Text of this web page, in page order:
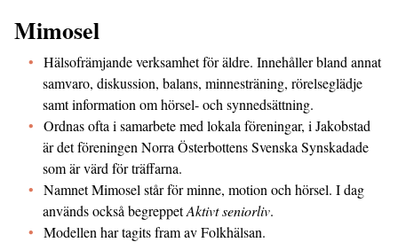
Mimosel
Hälsofrämjande verksamhet för äldre. Innehåller bland annat
samvaro, diskussion, balans, minnesträning, rörelseglädje
samt information om hörsel- och synnedsättning.
Ordnas ofta i samarbete med lokala föreningar, i Jakobstad
är det föreningen Norra Öster­bottens Svenska Synskadade
som är värd för träffarna.
Namnet Mimosel står för minne, motion och hörsel. I dag
används också begreppetAktivt seniorliv.
Modellen har tagits fram av Folkhälsan.